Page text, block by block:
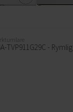
TVP911G29C -